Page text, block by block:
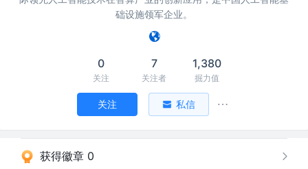
础设施领军企业。
0
关注
7
关注者
1,380
掘力值
关注 私信
获得徽章 0